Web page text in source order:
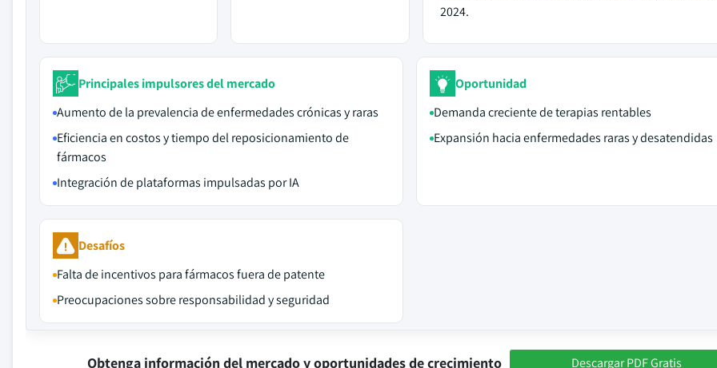
2024.
Principales impulsores del mercado
Aumento de la prevalencia de enfermedades crónicas y raras
Eficiencia en costos y tiempo del reposicionamiento de
fármacos
Integración de plataformas impulsadas por IA
Oportunidad
Demanda creciente de terapias rentables
Expansión hacia enfermedades raras y desatendidas
Desafíos
Falta de incentivos para fármacos fuera de patente
Preocupaciones sobre responsabilidad y seguridad
Obtenga información del mercado y oportunidades de crecimiento Descargar PDF Gratis